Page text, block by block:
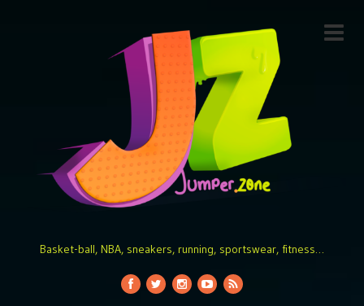
Basket-ball, NBA, sneakers, running, sportswear, fitness…